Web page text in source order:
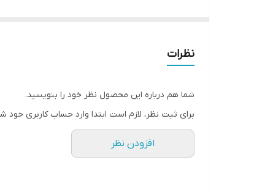
نظرات
شما هم درباره این محصول نظر خود را بنویسید.
برای ثبت نظر، لازم است ابتدا وارد حساب کاربری خود
افزودن نظر